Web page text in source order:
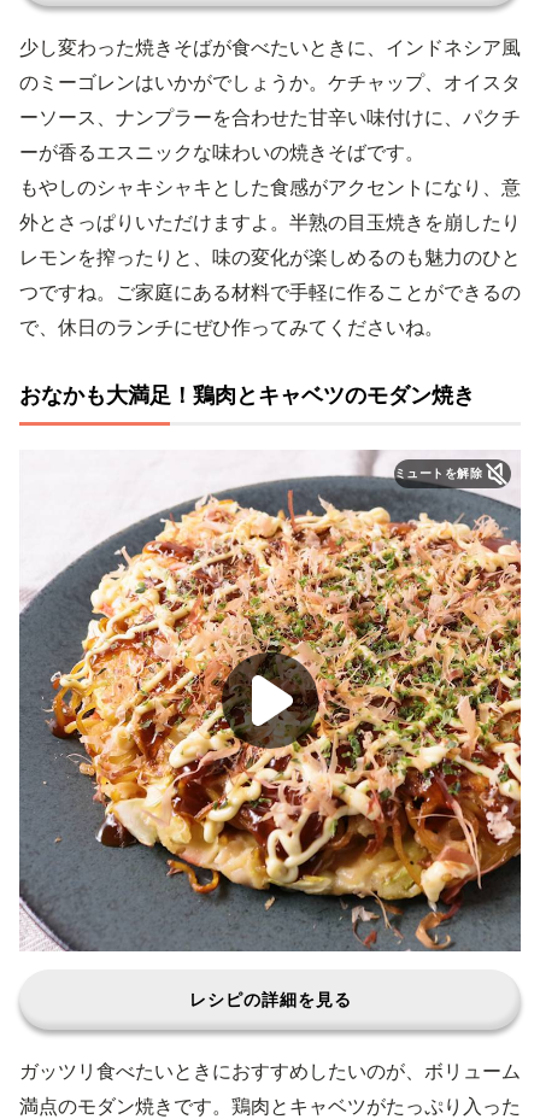
少し変わった焼きそばが食べたいときに、インドネシア風
のミーゴレンはいかがでしょうか。ケチャップ、オイスタ
ーソース、ナンプラーを合わせた甘辛い味付けに、パクチ
ーが香るエスニックな味わいの焼きそばです。
もやしのシャキシャキとした食感がアクセントになり、意
外とさっぱりいただけますよ。半熟の目玉焼きを崩したり
レモンを搾ったりと、味の変化が楽しめるのも魅力のひと
つですね。ご家庭にある材料で手軽に作ることができるの
で、休日のランチにぜひ作ってみてくださいね。
おなかも大満足！鶏肉とキャベツのモダン焼き
ミュートを解除
レシピの詳細を見る
ガッツリ食べたいときにおすすめしたいのが、ボリューム
満点のモダン焼きです。鶏肉とキャベツがたっぷり入った